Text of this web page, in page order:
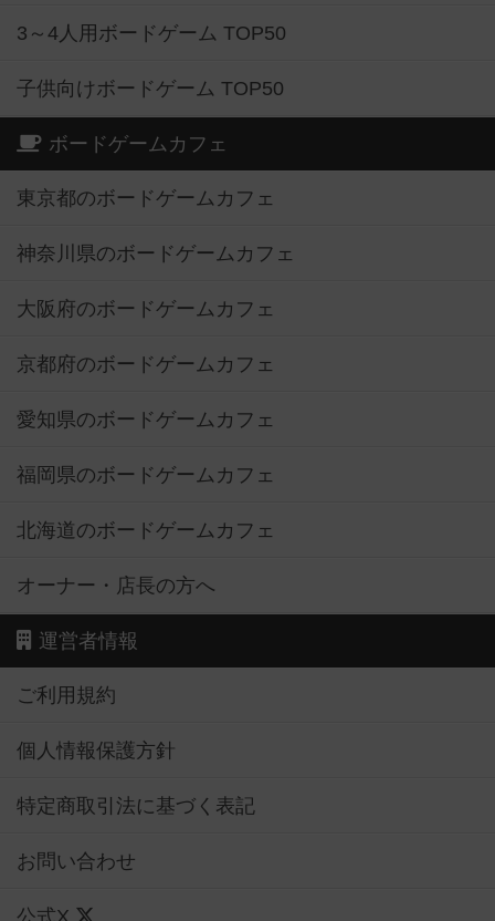
3～4人用ボードゲーム TOP50
子供向けボードゲーム TOP50
ボードゲームカフェ
東京都のボードゲームカフェ
神奈川県のボードゲームカフェ
大阪府のボードゲームカフェ
京都府のボードゲームカフェ
愛知県のボードゲームカフェ
福岡県のボードゲームカフェ
北海道のボードゲームカフェ
オーナー・店長の方へ
運営者情報
ご利用規約
個人情報保護方針
特定商取引法に基づく表記
お問い合わせ